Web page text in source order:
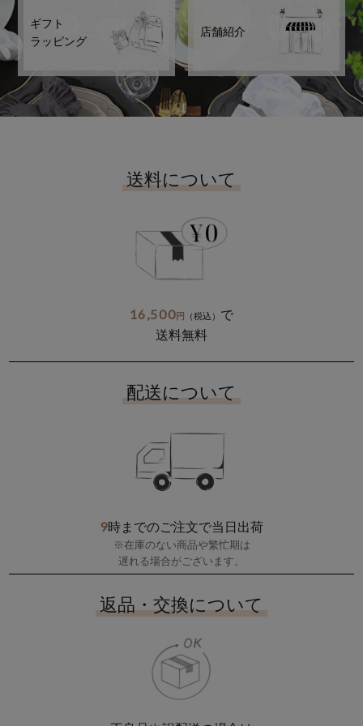
ギフト
ラッピング
店舗紹介
送料について
16,500円 （税込） で
送料無料
配送について
9時までのご注文で当日出荷
※在庫のない商品や繁忙期は
遅れる場合がございます。
返品・交換について